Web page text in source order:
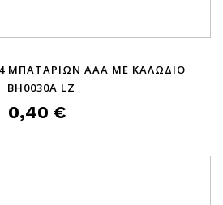
ΜΠΑΤΑΡΙΩΝ AΑΑ ΜΕ ΚΑΛΩΔΙΟ
BH0030A LZ
0,40 €